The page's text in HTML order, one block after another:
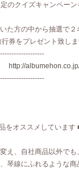
イズキャンペーン
の中から抽選で２
レゼント致しま
http://
をオススメしてい
え、自社商品以外でも
琴線にふれるような